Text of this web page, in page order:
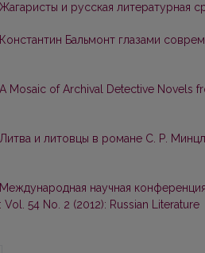
Жагаристы и русская литературная
Константин Бальмонт глазами
A Mosaic of Archival Detective Novels
Литва и литовцы в романе С. Р.
Международная научная
Vol. 54 No. 2 (2012): Russian Literature